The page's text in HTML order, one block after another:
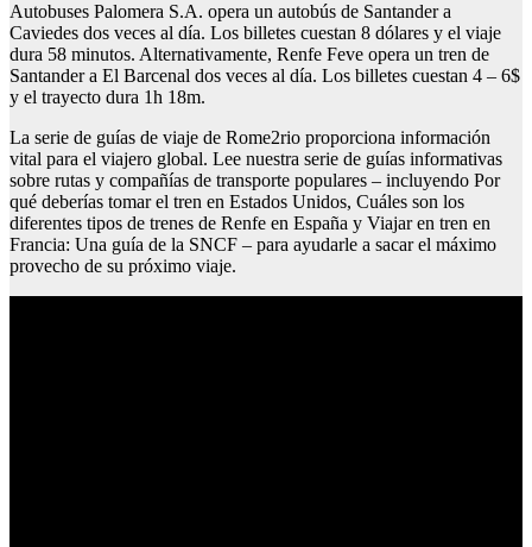
Autobuses Palomera S.A. opera un autobús de Santander a
Caviedes dos veces al día. Los billetes cuestan 8 dólares y el viaje
dura 58 minutos. Alternativamente, Renfe Feve opera un tren de
Santander a El Barcenal dos veces al día. Los billetes cuestan 4 – 6$
y el trayecto dura 1h 18m.
La serie de guías de viaje de Rome2rio proporciona información
vital para el viajero global. Lee nuestra serie de guías informativas
sobre rutas y compañías de transporte populares – incluyendo Por
qué deberías tomar el tren en Estados Unidos, Cuáles son los
diferentes tipos de trenes de Renfe en España y Viajar en tren en
Francia: Una guía de la SNCF – para ayudarle a sacar el máximo
provecho de su próximo viaje.